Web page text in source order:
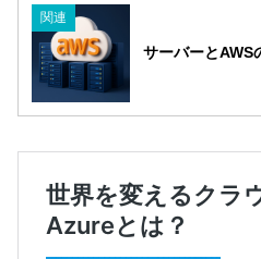
関連
サーバーとAWS